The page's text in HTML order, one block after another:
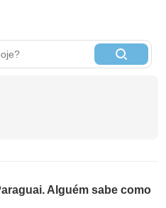
Alguém sabe como